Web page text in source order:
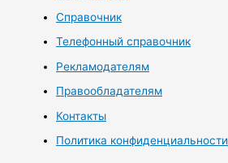
Справочник
Телефонный справочник
Рекламодателям
Правообладателям
Контакты
Политика конфиденциальности